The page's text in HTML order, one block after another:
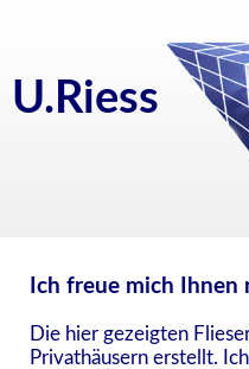
U.Riess
Ich freue mich
Die hier gezeigten
Privathäusern erstellt.